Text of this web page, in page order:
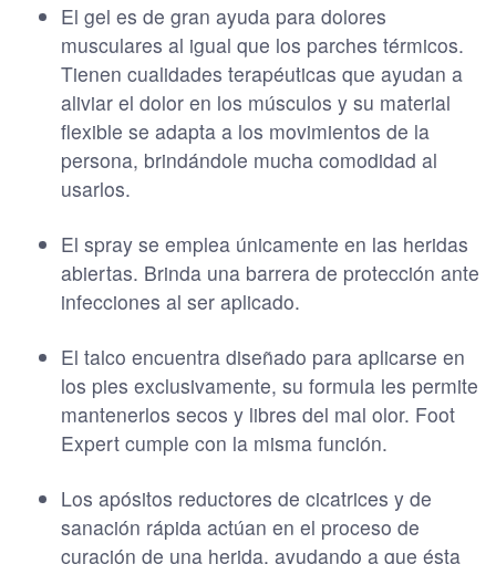
El gel es de gran ayuda para dolores
musculares al igual que los parches térmicos.
Tienen cualidades terapéuticas que ayudan a
aliviar el dolor en los músculos y su material
flexible se adapta a los movimientos de la
persona, brindándole mucha comodidad al
usarlos.
El spray se emplea únicamente en las heridas
abiertas. Brinda una barrera de protección ante
infecciones al ser aplicado.
El talco encuentra diseñado para aplicarse en
los pies exclusivamente, su formula les permite
mantenerlos secos y libres del mal olor. Foot
Expert cumple con la misma función.
Los apósitos reductores de cicatrices y de
sanación rápida actúan en el proceso de
curación de una herida, ayudando a que ésta